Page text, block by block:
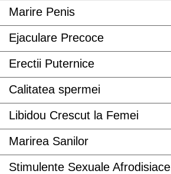
Marire Penis
Ejaculare Precoce
Erectii Puternice
Calitatea spermei
Libidou Crescut la Femei
Marirea Sanilor
Stimulente Sexuale Afrodisiace